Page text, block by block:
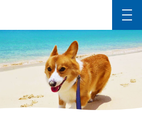
t
o
g
g
l
v
a